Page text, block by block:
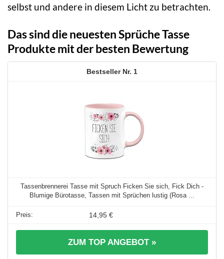
selbst und andere in diesem Licht zu betrachten.
Das sind die neuesten Sprüche Tasse
Produkte mit der besten Bewertung
1
Tassenbrennerei Tasse mit Spruch Ficken Sie sich, Fick Dich -
Blumige Bürotasse, Tassen mit Sprüchen lustig (Rosa ...
14,95 €
ZUM TOP ANGEBOT »